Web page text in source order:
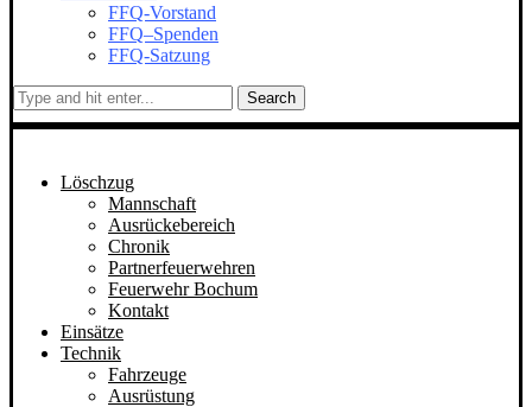
FFQ-Vorstand
FFQ–Spenden
FFQ-Satzung
Search
Löschzug
Mannschaft
Ausrückebereich
Chronik
Partnerfeuerwehren
Feuerwehr Bochum
Kontakt
Einsätze
Technik
Fahrzeuge
Ausrüstung